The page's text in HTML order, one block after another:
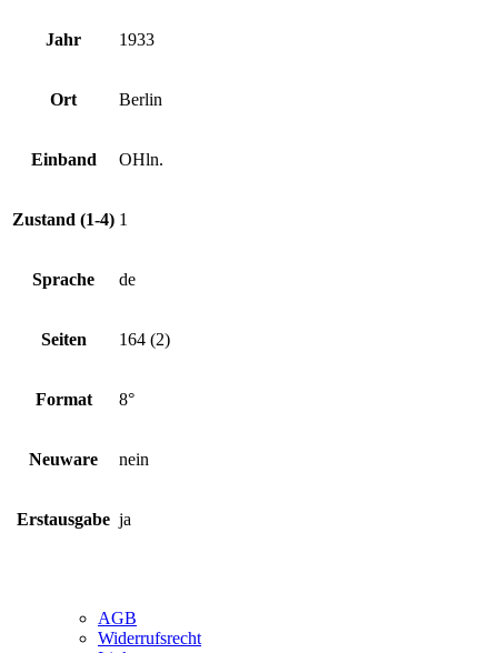
Jahr 1933
Ort Berlin
Einband OHln.
Zustand (1-4) 1
Sprache de
Seiten 164 (2)
Format 8°
Neuware nein
Erstausgabe ja
AGB
Widerrufsrecht